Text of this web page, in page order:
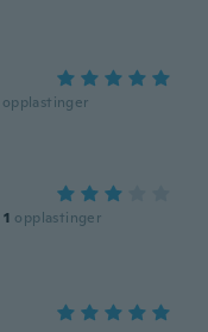
opplastinger
1 opplastinger